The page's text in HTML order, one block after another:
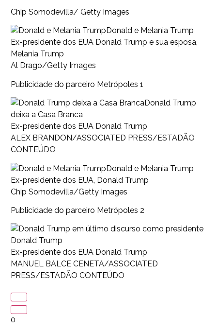
Chip Somodevilla/ Getty Images
Donald e Melania Trump
Ex-presidente dos EUA Donald Trump e sua esposa,
Melania Trump
Al Drago/Getty Images
Publicidade do parceiro Metrópoles 1
Donald Trump
deixa a Casa Branca
Ex-presidente dos EUA Donald Trump
ALEX BRANDON/ASSOCIATED PRESS/ESTADÃO
CONTEÚDO
Donald e Melania Trump
Ex-presidente dos EUA, Donald Trump
Chip Somodevilla/Getty Images
Publicidade do parceiro Metrópoles 2
Donald Trump
Ex-presidente dos EUA Donald Trump
MANUEL BALCE CENETA/ASSOCIATED
PRESS/ESTADÃO CONTEÚDO
0